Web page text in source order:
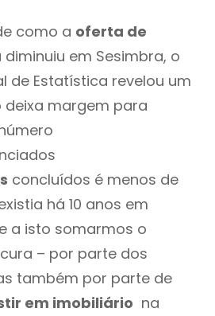
como a oferta de
diminuiu em Sesimbra, o
de Estatística revelou um
deixa margem para
concluídos é menos de
há 10 anos em
a isto somarmos o
– por parte dos
também por parte de
em imobiliário na